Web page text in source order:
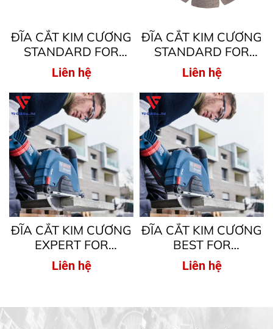
ĐĨA CẮT KIM CƯƠNG
STANDARD FOR
UNIVERSAL ( DÀNH
CHO MÁY MÀI GÓC
NHỎ )
Liên hệ
ĐĨA CẮT KIM CƯƠNG
STANDARD FOR
CONCRETE ( DÀNH
CHO MÁY MÀI GÓC
NHỎ )
Liên hệ
ĐĨA CẮT KIM CƯƠNG
EXPERT FOR
UNIVERSAL TURBO (
DÀNH CHO MÁY MÀI
Liên hệ
ĐĨA CẮT KIM CƯƠNG
BEST FOR
UNIVERSAL ( DÀNH
CHO MÁY MÀI GÓC
Liên hệ